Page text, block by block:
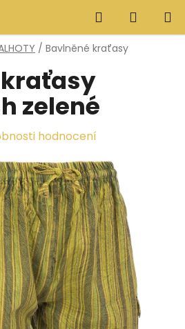
Hledat
KOŠÍK
/ Bavlněné kraťasy
zelené
hodnocení